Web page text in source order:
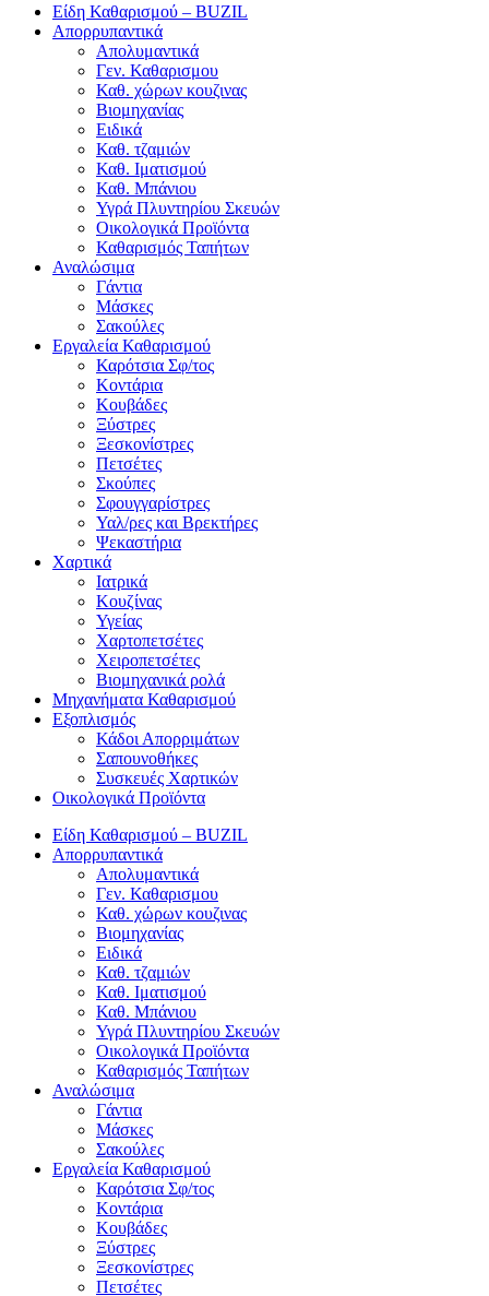
Είδη Καθαρισμού – BUZIL
Απορρυπαντικά
Απολυμαντικά
Γεν. Καθαρισμου
Καθ. χώρων κουζινας
Βιομηχανίας
Ειδικά
Καθ. τζαμιών
Καθ. Ιματισμού
Καθ. Μπάνιου
Υγρά Πλυντηρίου Σκευών
Οικολογικά Προϊόντα
Καθαρισμός Ταπήτων
Αναλώσιμα
Γάντια
Μάσκες
Σακούλες
Εργαλεία Καθαρισμού
Καρότσια Σφ/τος
Κοντάρια
Κουβάδες
Ξύστρες
Ξεσκονίστρες
Πετσέτες
Σκούπες
Σφουγγαρίστρες
Υαλ/ρες και Βρεκτήρες
Ψεκαστήρια
Χαρτικά
Ιατρικά
Κουζίνας
Υγείας
Χαρτοπετσέτες
Χειροπετσέτες
Βιομηχανικά ρολά
Μηχανήματα Καθαρισμού
Εξοπλισμός
Κάδοι Απορριμάτων
Σαπουνοθήκες
Συσκευές Χαρτικών
Οικολογικά Προϊόντα
Είδη Καθαρισμού – BUZIL
Απορρυπαντικά
Απολυμαντικά
Γεν. Καθαρισμου
Καθ. χώρων κουζινας
Βιομηχανίας
Ειδικά
Καθ. τζαμιών
Καθ. Ιματισμού
Καθ. Μπάνιου
Υγρά Πλυντηρίου Σκευών
Οικολογικά Προϊόντα
Καθαρισμός Ταπήτων
Αναλώσιμα
Γάντια
Μάσκες
Σακούλες
Εργαλεία Καθαρισμού
Καρότσια Σφ/τος
Κοντάρια
Κουβάδες
Ξύστρες
Ξεσκονίστρες
Πετσέτες